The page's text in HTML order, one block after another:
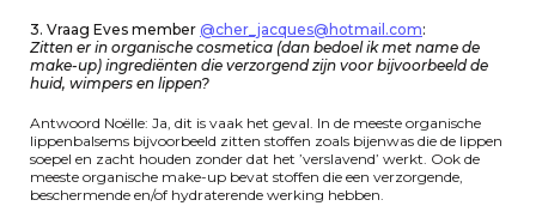
3. Vraag Eves member @cher_jacques@hotmail.com:
Zitten er in organische cosmetica (dan bedoel ik met name de
make-up) ingrediënten die verzorgend zijn voor bijvoorbeeld de
huid, wimpers en lippen?
Antwoord Noëlle: Ja, dit is vaak het geval. In de meeste organische
lippenbalsems bijvoorbeeld zitten stoffen zoals bijenwas die de lippen
soepel en zacht houden zonder dat het ’verslavend’ werkt. Ook de
meeste organische make-up bevat stoffen die een verzorgende,
beschermende en/of hydraterende werking hebben.